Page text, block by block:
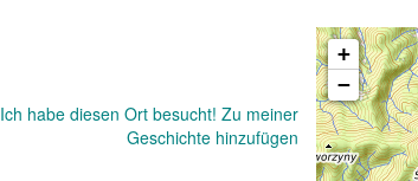
Ich habe diesen Ort besucht! Zu meiner
Geschichte hinzufügen
+
−